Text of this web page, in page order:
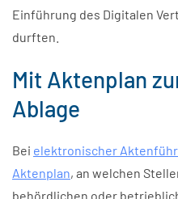
Einführung des Digitalen
durften.
Mit Aktenplan
Ablage
Bei elektronischer
Aktenplan, an welchen
behördlichen oder